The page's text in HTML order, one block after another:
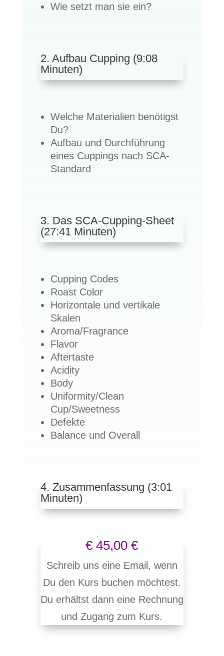
Wie setzt man sie ein?
2. Aufbau Cupping (9:08
Minuten)
Welche Materialien benötigst
Du?
Aufbau und Durchführung
eines Cuppings nach SCA-
Standard
3. Das SCA-Cupping-Sheet
(27:41 Minuten)
Cupping Codes
Roast Color
Horizontale und vertikale
Skalen
Aroma/Fragrance
Flavor
Aftertaste
Acidity
Body
Uniformity/Clean
Cup/Sweetness
Defekte
Balance und Overall
4. Zusammenfassung (3:01
Minuten)
€ 45,00 €
Schreib uns eine Email, wenn
Du den Kurs buchen möchtest.
Du erhältst dann eine Rechnung
und Zugang zum Kurs.